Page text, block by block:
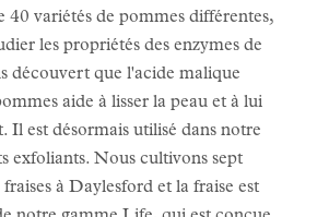
40 variétés de pommes différentes,
les propriétés des enzymes de
découvert que l'acide malique
aide à lisser la peau et à lui
Il est désormais utilisé dans notre
exfoliants. Nous cultivons sept
à Daylesford et la fraise est